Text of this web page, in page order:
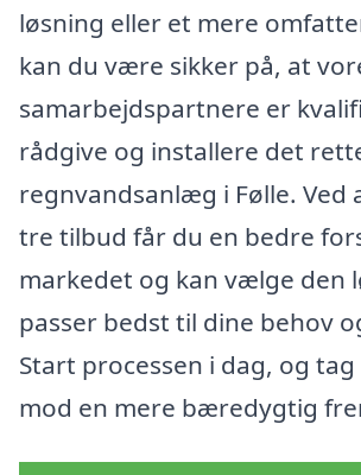
løsning eller et mere
kan du være sikker på, at
samarbejdspartnere er
rådgive og installere det
regnvandsanlæg i Følle. Ved
tre tilbud får du en bedre
markedet og kan vælge den
passer bedst til dine behov
Start processen i dag, og
mod en mere bæredygtig